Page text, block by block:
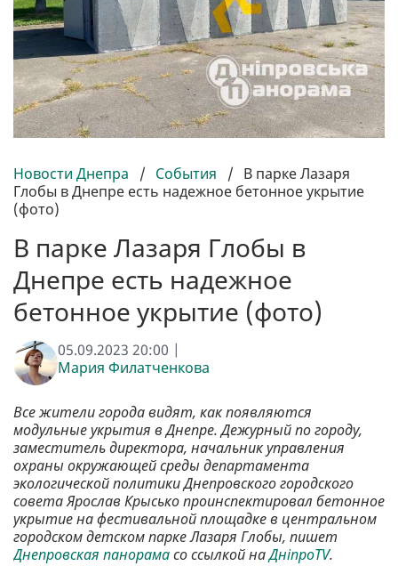
Новости Днепра / События / В парке Лазаря
Глобы в Днепре есть надежное бетонное укрытие
(фото)
В парке Лазаря Глобы в
Днепре есть надежное
бетонное укрытие (фото)
05.09.2023 20:00 |
Мария Филатченкова
Все жители города видят, как появляются
модульные укрытия в Днепре. Дежурный по городу,
заместитель директора, начальник управления
охраны окружающей среды департамента
экологической политики Днепровского городского
совета Ярослав Крысько проинспектировал бетонное
укрытие на фестивальной площадке в центральном
городском детском парке Лазаря Глобы, пишет
Днепровская панорамасо ссылкой наДніпроTV.